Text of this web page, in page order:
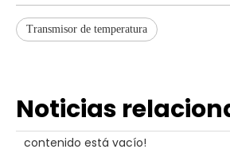
Transmisor de temperatura
Noticias
contenido está vacío!